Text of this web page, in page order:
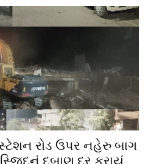
સ્ટેશન રોડ ઉપર નહેરુ બાગ
દબાણ દૂર કરાયું